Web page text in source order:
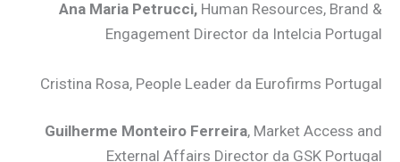
Ana Maria Petrucci, Human Resources, Brand &
Engagement Director da Intelcia Portugal
Cristina Rosa, People Leader da Eurofirms Portugal
Guilherme Monteiro Ferreira, Market Access and
External Affairs Director da GSK Portugal